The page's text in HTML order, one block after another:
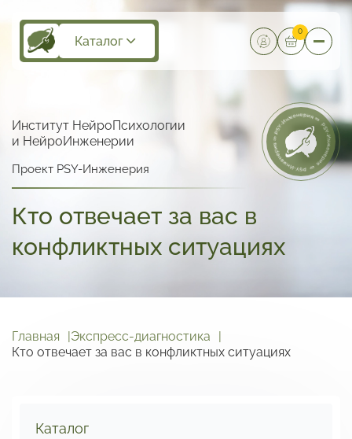
Каталог
0
Институт НейроПсихологии
и НейроИнженерии
Проект PSY-Инженерия
Кто отвечает за вас в
конфликтных ситуациях
Главная
Экспресс-диагностика
Кто отвечает за вас в конфликтных ситуациях
Каталог